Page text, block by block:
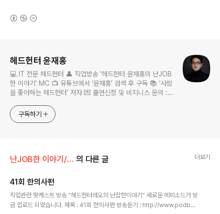
헤드헌터 윤재홍
💻 IT 전문 헤드헌터 👤 직업방송 '헤드헌터 윤재홍의 난JOB
한 이야기' MC 📺 유튜브에서 ‘윤재홍’ 검색 후 구독 📚 ‘사람
을 좋아하는 헤드헌터’ 저자 💌 출연신청 및 비지니스 문의 :
구독하기
난JOB한 이야기/인터뷰 보기 의 다른 글 더보기
41회 한의사편
직업관련 팟캐스트 방송 "헤드헌터레오의 난잡한이야기" 새로운 에피소드가 방
금 업로드 되었습니다. 제목 : 41회 한의사편 방송듣기 : http://www.podbba